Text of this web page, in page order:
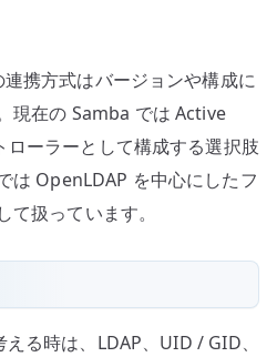
携方式はバージョンや構成に
現在の Samba では Active
ーラーとして構成する選択肢
は OpenLDAP を中心にしたフ
て扱っています。
る時は、LDAP、UID / GID、